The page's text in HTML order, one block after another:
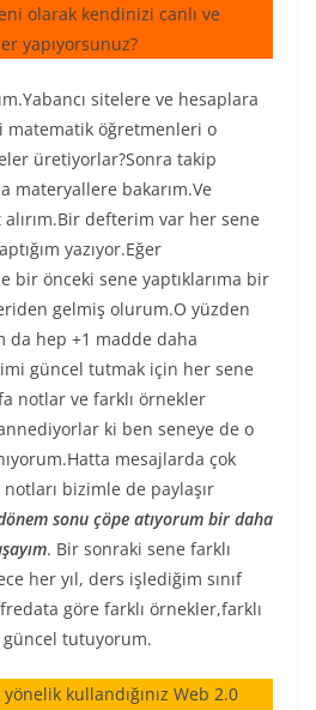
olarak kendinizi canlı ve
yapıyorsunuz?
sitelere ve hesaplara
matematik öğretmenleri o
üretiyorlar?Sonra takip
materyallere bakarım.Ve
defterim var her sene
yazıyor.Eğer
bir önceki sene yaptıklarıma bir
gelmiş olurum.O yüzden
da hep +1 madde daha
güncel tutmak için her sene
notlar ve farklı örnekler
ki ben seneye de o
mesajlarda çok
notları bizimle de paylaşır
sonu çöpe atıyorum bir daha
. Bir sonraki sene farklı
her yıl, ders işlediğim sınıf
göre farklı örnekler,farklı
tutuyorum.
kullandığınız Web 2.0